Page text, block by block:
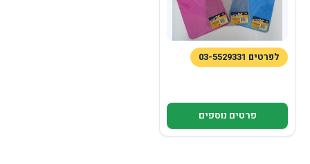
לפרטים 03-5529331
פרטים נוספים